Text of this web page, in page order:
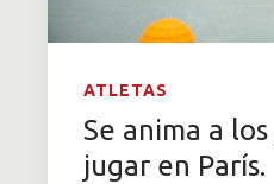
ATLETAS
Se anima a
jugar en París.